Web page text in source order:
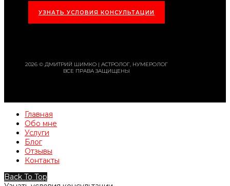
УЗНАТЬ УСЛОВИЯ КОНСУЛЬТАЦИИ
2026 © ДМИТРИЙ ШИМКО | АСТРОЛОГ, НУМЕРОЛОГ
ВСЕ ПРАВА ЗАЩИЩЕНЫ
Главная
Обо мне
Услуги
Блог
Отзывы
Контакты
Back To Top